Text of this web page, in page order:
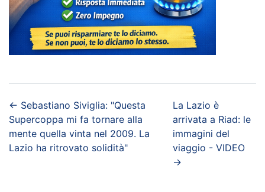
← Sebastiano Siviglia: "Questa
Supercoppa mi fa tornare alla
mente quella vinta nel 2009. La
Lazio ha ritrovato solidità"
La Lazio è
arrivata a Riad: le
immagini del
viaggio - VIDEO
→